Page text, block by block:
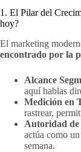
1. El Pilar del
hoy?
El marketing
encontrado por la
Alcance
aquí hablas
Medición en
rastrear,
Autoridad
actúa como
semana.